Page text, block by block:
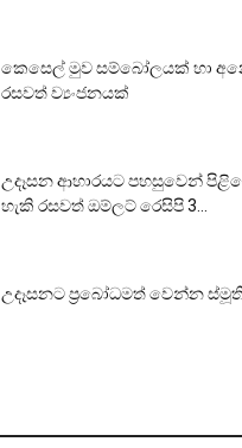
කෙසෙල් මුව සම්බෝලයක් හා
රසවත් ව්‍යංජනයක්
උදෑසන ආහාරයට පහසුවෙන්
හැකි රසවත් ඔම්ලට් රෙසිපි 3...
උදෑසනට ප්‍රබෝධමත් වෙන්න